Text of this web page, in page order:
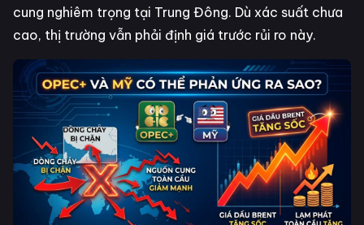
cung nghiêm trọng tại Trung Đông. Dù xác suất chưa
cao, thị trường vẫn phải định giá trước rủi ro này.